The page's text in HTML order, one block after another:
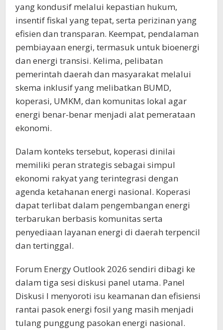
yang kondusif melalui kepastian hukum,
insentif fiskal yang tepat, serta perizinan yang
efisien dan transparan. Keempat, pendalaman
pembiayaan energi, termasuk untuk bioenergi
dan energi transisi. Kelima, pelibatan
pemerintah daerah dan masyarakat melalui
skema inklusif yang melibatkan BUMD,
koperasi, UMKM, dan komunitas lokal agar
energi benar-benar menjadi alat pemerataan
ekonomi.
Dalam konteks tersebut, koperasi dinilai
memiliki peran strategis sebagai simpul
ekonomi rakyat yang terintegrasi dengan
agenda ketahanan energi nasional. Koperasi
dapat terlibat dalam pengembangan energi
terbarukan berbasis komunitas serta
penyediaan layanan energi di daerah terpencil
dan tertinggal.
Forum Energy Outlook 2026 sendiri dibagi ke
dalam tiga sesi diskusi panel utama. Panel
Diskusi I menyoroti isu keamanan dan efisiensi
rantai pasok energi fosil yang masih menjadi
tulang punggung pasokan energi nasional.